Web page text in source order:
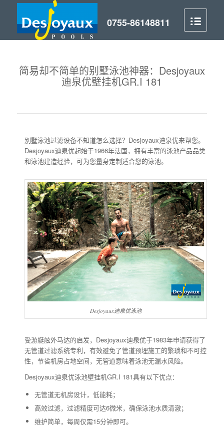
简易却不简单的别墅泳池神器：Desjoyaux
迪泉优壁挂机GR.I 181
别墅泳池过滤设备不知道怎么选择？Desjoyaux迪泉优来帮您。
Desjoyaux迪泉优起始于1966年法国，拥有丰富的泳池产品品类
和泳池建造经验，可为您量身定制适合您的泳池。
Desjoyaux迪泉优泳池
受游艇舷外马达的启发，Desjoyaux迪泉优于1983年申请获得了
无管道过滤系统专利，有效避免了管道预埋施工的繁琐和不可控
性，节省机房占地空间，无管道意味着泳池无漏水风险。
Desjoyaux迪泉优泳池壁挂机GR.I 181具有以下优点：
无管道无机房设计，低能耗；
高效过滤，过滤精度可达6微米，确保泳池水质清澈；
维护简单，每周仅需15分钟即可。